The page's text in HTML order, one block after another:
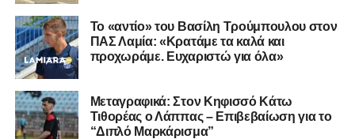
όνομα, έχει τη βάση. Αυτό που δεν έχει και πρέπει να
ξαναβρεί είναι αυτοπεποίθηση. Όχι αλαζονεία.
Αυτοπεποίθηση.
Αν η Λαμία συνεχίσει να μικραίνει τον εαυτό της, δεν θα
χρειαστεί κανείς άλλος να το κάνει.
Το «αντίο» του Βασίλη Τρούμπουλου στον
ΠΑΣ Λαμία: «Κρατάμε τα καλά και
προχωράμε. Ευχαριστώ για όλα»
Μεταγραφικά: Στον Κηφισσό Κάτω
Τιθορέας ο Λάππας – Επιβεβαίωση για το
“Διπλό Μαρκάρισμα”